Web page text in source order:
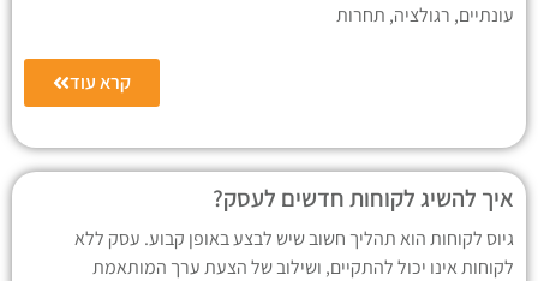
עונתיים, רגולציה, תחרות
קרא עוד
איך להשיג לקוחות חדשים לעסק?
גיוס לקוחות הוא תהליך חשוב שיש לבצע באופן קבוע. עסק ללא
לקוחות אינו יכול להתקיים, ושילוב של הצעת ערך המותאמת